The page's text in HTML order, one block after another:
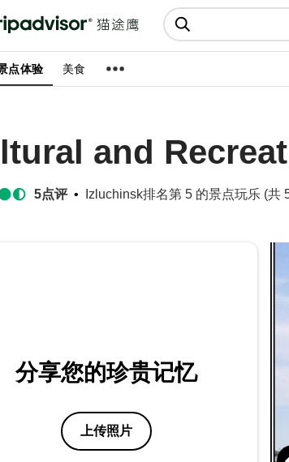
点、酒店、美食十亿条
点体验 美食
and
5点评 Izluchinsk排名第 5 的景点玩乐 (共
分享您的珍贵记忆
上传照片